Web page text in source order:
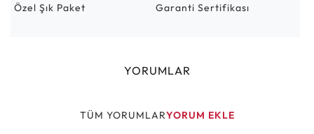
Özel Şık Paket Garanti Sertifikası
YORUMLAR
TÜM YORUMLARYORUM EKLE